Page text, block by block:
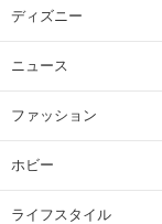
ディズニー
ニュース
ファッション
ホビー
ライフスタイル